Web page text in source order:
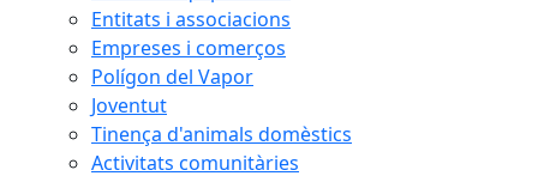
Entitats i associacions
Empreses i comerços
Polígon del Vapor
Joventut
Tinença d'animals domèstics
Activitats comunitàries